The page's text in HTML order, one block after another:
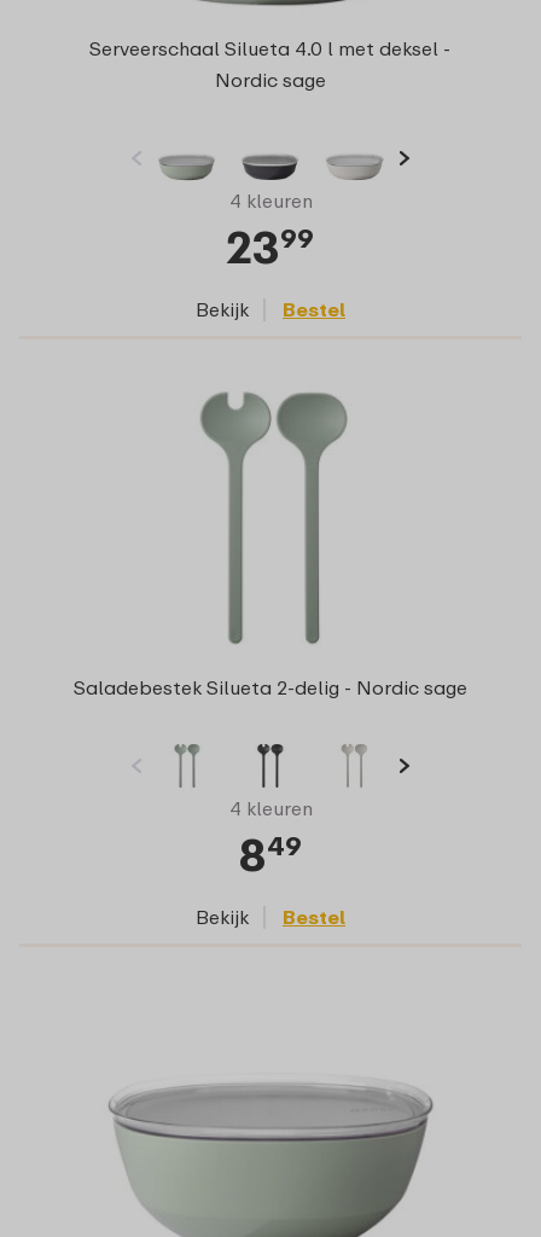
Serveerschaal Silueta 4.0 l met deksel -
Nordic sage
4 kleuren
2399
Bekijk Bestel
Saladebestek Silueta 2-delig - Nordic sage
4 kleuren
849
Bekijk Bestel